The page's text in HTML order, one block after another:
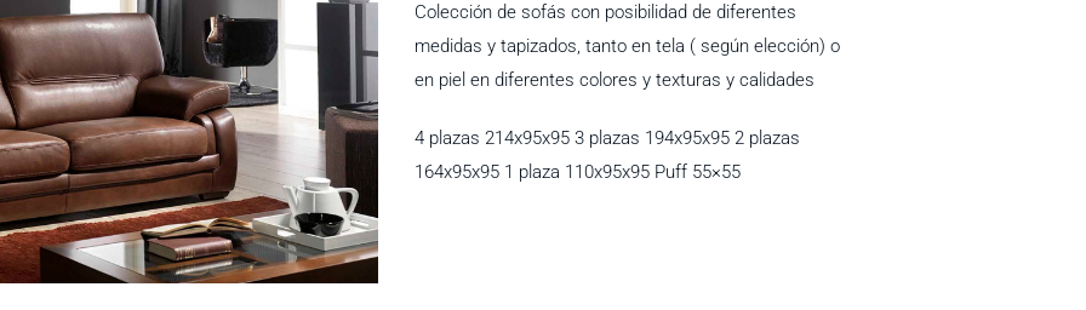
Colección de sofás con posibilidad de diferentes
medidas y tapizados, tanto en tela ( según elección) o
en piel en diferentes colores y texturas y calidades
4 plazas 214x95x95 3 plazas 194x95x95 2 plazas
164x95x95 1 plaza 110x95x95 Puff 55×55